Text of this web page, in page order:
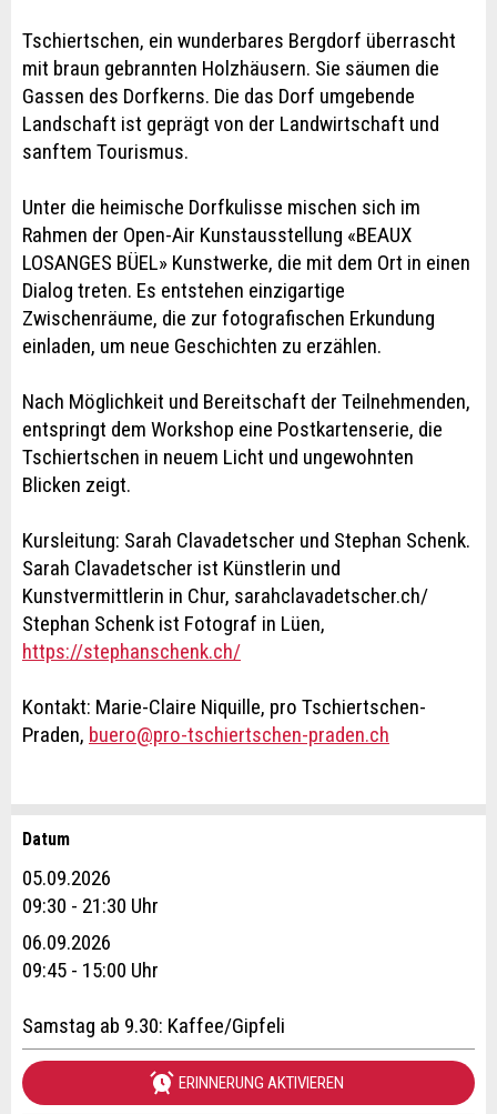
Tschiertschen, ein wunderbares Bergdorf überrascht
mit braun gebrannten Holzhäusern. Sie säumen die
Gassen des Dorfkerns. Die das Dorf umgebende
Landschaft ist geprägt von der Landwirtschaft und
sanftem Tourismus.
Unter die heimische Dorfkulisse mischen sich im
Rahmen der Open-Air Kunstausstellung «BEAUX
LOSANGES BÜEL» Kunstwerke, die mit dem Ort in einen
Dialog treten. Es entstehen einzigartige
Zwischenräume, die zur fotografischen Erkundung
einladen, um neue Geschichten zu erzählen.
Nach Möglichkeit und Bereitschaft der Teilnehmenden,
entspringt dem Workshop eine Postkartenserie, die
Tschiertschen in neuem Licht und ungewohnten
Blicken zeigt.
Kursleitung: Sarah Clavadetscher und Stephan Schenk.
Sarah Clavadetscher ist Künstlerin und
Kunstvermittlerin in Chur, sarahclavadetscher.ch/
Stephan Schenk ist Fotograf in Lüen,
https://stephanschenk.ch/
Kontakt: Marie-Claire Niquille, pro Tschiertschen-
Praden, buero@pro-tschiertschen-praden.ch
Anzeige beanstanden
Ihr Feedback wird sehr geschätzt!
Allgemeines Feedback
Anzeige unvollständig
Anzeige weiterempfehlen
Empfehlen Sie diese Anzeige an Freunde weiter.
Reservation
Veranstaltungsdatum *:
Vorname / Nachname *:
Datum
05.09.2026
09:30 - 21:30 Uhr
06.09.2026
09:45 - 15:00 Uhr
Samstag ab 9.30: Kaffee/Gipfeli
ERINNERUNG AKTIVIEREN